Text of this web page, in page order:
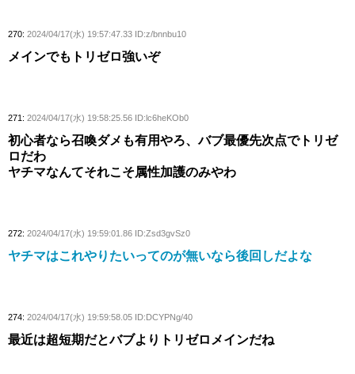
270: 2024/04/17(水) 19:57:47.33 ID:z/bnnbu10
メインでもトリゼロ強いぞ
271: 2024/04/17(水) 19:58:25.56 ID:lc6heKOb0
初心者なら召喚ダメも有用やろ、バブ最優先次点でトリゼ
ロだわ
ヤチマなんてそれこそ属性加護のみやわ
272: 2024/04/17(水) 19:59:01.86 ID:Zsd3gvSz0
ヤチマはこれやりたいってのが無いなら後回しだよな
274: 2024/04/17(水) 19:59:58.05 ID:DCYPNg/40
最近は超短期だとバブよりトリゼロメインだね